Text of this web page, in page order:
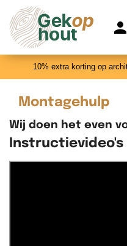
10% extra korting op
person
Montagehulp
Wij doen het even
Instructievideo's